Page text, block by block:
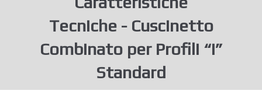
Tecniche - Cuscinetto
Combinato per Profili “I”
Standard